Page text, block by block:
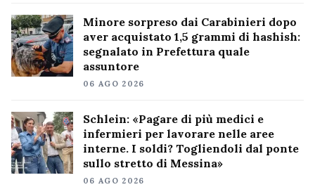
Minore sorpreso dai Carabinieri dopo
aver acquistato 1,5 grammi di hashish:
segnalato in Prefettura quale
assuntore
06 AGO 2026
Schlein: «Pagare di più medici e
infermieri per lavorare nelle aree
interne. I soldi? Togliendoli dal ponte
sullo stretto di Messina»
06 AGO 2026